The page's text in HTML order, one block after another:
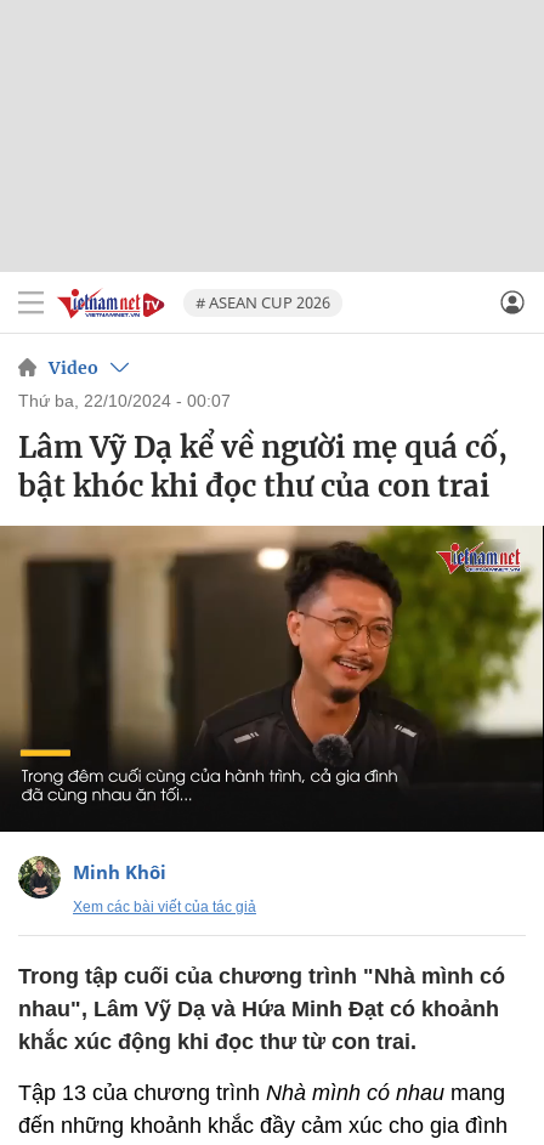
# ASEAN CUP 2026
Video
thứ ba, 22/10/2024 - 00:07
Lâm Vỹ Dạ kể về người mẹ quá cố,
bật khóc khi đọc thư của con trai
Minh Khôi
Xem các bài viết của tác giả
Trong tập cuối của chương trình "Nhà mình có
nhau", Lâm Vỹ Dạ và Hứa Minh Đạt có khoảnh
khắc xúc động khi đọc thư từ con trai.
Tập 13 của chương trình Nhà mình có nhau mang
đến những khoảnh khắc đầy cảm xúc cho gia đình